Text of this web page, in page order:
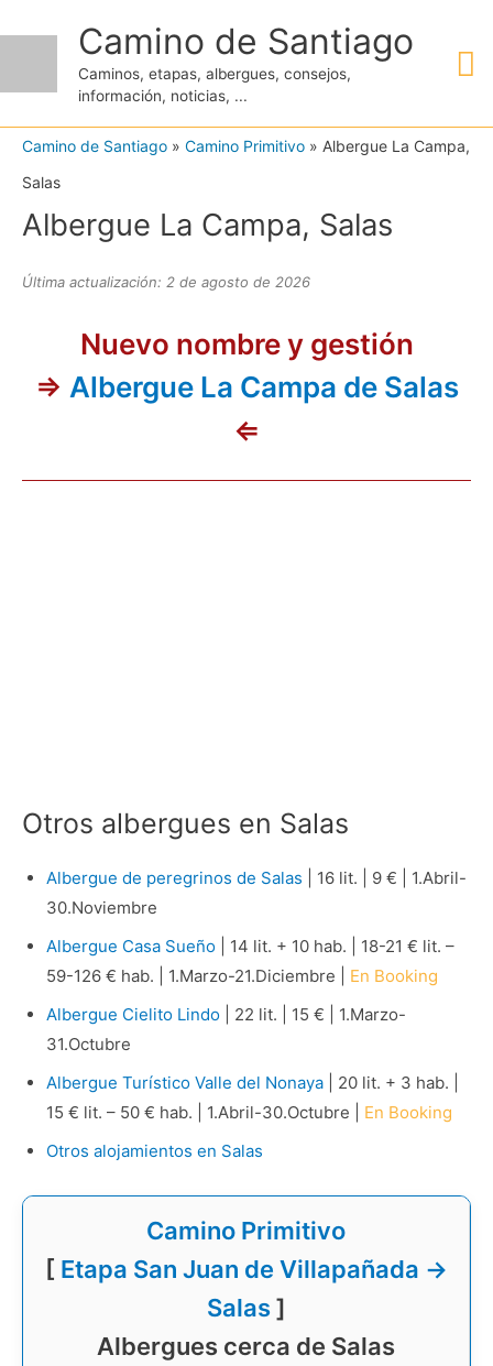
contenido
Camino de Santiago
Caminos, etapas, albergues, consejos,
información, noticias, ...
Camino de Santiago » Camino Primitivo » Albergue La Campa,
Salas
Albergue La Campa, Salas
Última actualización: 2 de agosto de 2026
Nuevo nombre y gestión
⇒ Albergue La Campa de Salas
⇐
Otros albergues en Salas
Albergue de peregrinos de Salas | 16 lit. | 9 € | 1.Abril-
30.Noviembre
Albergue Casa Sueño| 14 lit. + 10 hab. | 18-21 € lit. –
59-126 € hab. | 1.Marzo-21.Diciembre | En Booking
Albergue Cielito Lindo| 22 lit. | 15 € | 1.Marzo-
31.Octubre
Albergue Turístico Valle del Nonaya| 20 lit. + 3 hab. |
15 € lit. – 50 € hab. | 1.Abril-30.Octubre | En Booking
Otros alojamientos en Salas
Camino Primitivo
[ Etapa San Juan de Villapañada →
Salas]
Albergues cerca de Salas